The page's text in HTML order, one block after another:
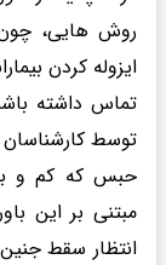
روش هایی،
ایزوله کردن
تماس داشته
مبتنی بر این
انتظار سقط